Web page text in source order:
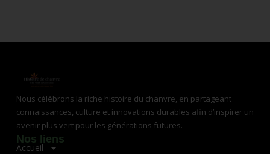
Nous célébrons la riche histoire du chanvre, en partageant
connaissances, culture et innovations durables afin d’inspirer un
avenir plus vert pour les générations futures.
Nos liens
Accueil